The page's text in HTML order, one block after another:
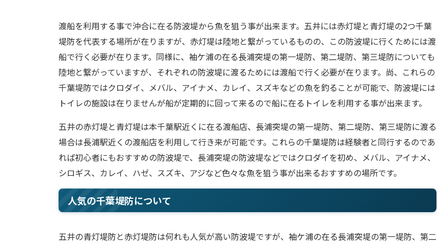
渡船を利用する事で沖合に在る防波堤から魚を狙う事が出来ます。五井には赤灯堤と青灯堤の2つ千葉
堤防を代表する場所が在りますが、赤灯堤は陸地と繋がっているものの、この防波堤に行くためには渡
船で行く必要が在ります。同様に、袖ケ浦の在る長浦突堤の第一堤防、第二堤防、第三堤防についても
陸地と繋がっていますが、それぞれの防波堤に渡るためには渡船で行く必要が在ります。尚、これらの
千葉堤防ではクロダイ、メバル、アイナメ、カレイ、スズキなどの魚を釣ることが可能で、防波堤には
トイレの施設は在りませんが船が定期的に回って来るので船に在るトイレを利用する事が出来ます。
五井の赤灯堤と青灯堤は本千葉駅近くに在る渡船店、長浦突堤の第一堤防、第二堤防、第三堤防に渡る
場合は長浦駅近くの渡船店を利用して行き来が可能です。これらの千葉堤防は経験者と同行するのであ
れば初心者にもおすすめの防波堤で、長浦突堤の防波堤などではクロダイを初め、メバル、アイナメ、
シロギス、カレイ、ハゼ、スズキ、アジなど色々な魚を狙う事が出来るおすすめの場所です。
人気の千葉堤防について
五井の青灯堤防と赤灯堤防は何れも人気が高い防波堤ですが、袖ケ浦の在る長浦突堤の第一堤防、第二